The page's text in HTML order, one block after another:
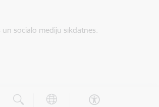
sociālo mediju sīkdatnes.